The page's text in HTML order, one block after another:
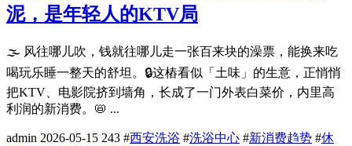
泥，是年轻人的KTV局
🌫️ 风往哪儿吹，钱就往哪儿走一张百来块的澡票，能换来吃
喝玩乐睡一整天的舒坦。🔒这樁看似「土味」的生意，正悄悄
把KTV、电影院挤到墙角，长成了一门外表白菜价，内里高
利润的新消费。📛 ...
admin 2026-05-15 243 #西安洗浴 #洗浴中心 #新消费趋势 #休